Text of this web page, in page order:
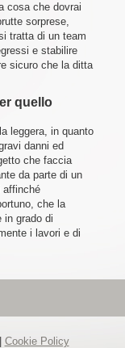
cosa che dovrai
sorprese,
tratta di un team
e stabilire
sicuro che la ditta
quello
leggera, in quanto
danni ed
che faccia
da parte di un
affinché
che la
in grado di
i lavori e di
Cookie Policy